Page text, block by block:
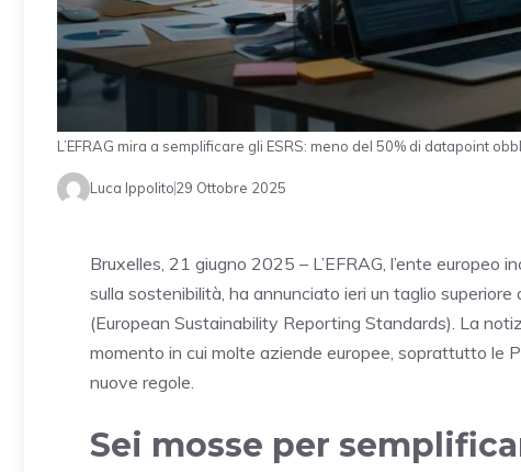
L’EFRAG mira a semplificare gli ESRS: meno del 50% di datapoint
Luca Ippolito29 Ottobre 2025
Bruxelles, 21 giugno 2025 – L’EFRAG, l’ente
sulla sostenibilità, ha annunciato ieri un taglio superiore
(European Sustainability Reporting Standards). La
momento in cui molte aziende europee, soprattutto le
nuove regole.
Sei mosse per